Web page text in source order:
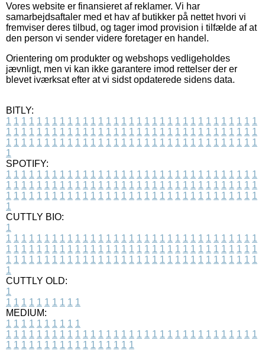
Vores website er finansieret af reklamer. Vi har
samarbejdsaftaler med et hav af butikker på nettet hvori vi
fremviser deres tilbud, og tager imod provision i tilfælde af at
den person vi sender videre foretager en handel.
Orientering om produkter og webshops vedligeholdes
jævnligt, men vi kan ikke garantere imod rettelser der er
blevet iværksat efter at vi sidst opdaterede sidens data.
BITLY:
1 1 1 1 1 1 1 1 1 1 1 1 1 1 1 1 1 1 1 1 1 1 1 1 1 1 1 1 1 1 1 1 1
1 1 1 1 1 1 1 1 1 1 1 1 1 1 1 1 1 1 1 1 1 1 1 1 1 1 1 1 1 1 1 1 1
1 1 1 1 1 1 1 1 1 1 1 1 1 1 1 1 1 1 1 1 1 1 1 1 1 1 1 1 1 1 1 1 1
1
SPOTIFY:
1 1 1 1 1 1 1 1 1 1 1 1 1 1 1 1 1 1 1 1 1 1 1 1 1 1 1 1 1 1 1 1 1
1 1 1 1 1 1 1 1 1 1 1 1 1 1 1 1 1 1 1 1 1 1 1 1 1 1 1 1 1 1 1 1 1
1 1 1 1 1 1 1 1 1 1 1 1 1 1 1 1 1 1 1 1 1 1 1 1 1 1 1 1 1 1 1 1 1
1
CUTTLY BIO:
1
1 1 1 1 1 1 1 1 1 1 1 1 1 1 1 1 1 1 1 1 1 1 1 1 1 1 1 1 1 1 1 1 1
1 1 1 1 1 1 1 1 1 1 1 1 1 1 1 1 1 1 1 1 1 1 1 1 1 1 1 1 1 1 1 1 1
1 1 1 1 1 1 1 1 1 1 1 1 1 1 1 1 1 1 1 1 1 1 1 1 1 1 1 1 1 1 1 1 1
1
CUTTLY OLD:
1
1 1 1 1 1 1 1 1 1 1
MEDIUM:
1 1 1 1 1 1 1 1 1 1
1 1 1 1 1 1 1 1 1 1 1 1 1 1 1 1 1 1 1 1 1 1 1 1 1 1 1 1 1 1 1 1 1
1 1 1 1 1 1 1 1 1 1 1 1 1 1 1 1 1